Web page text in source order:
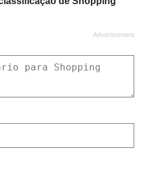
BANCO SANTANDER
BIBI